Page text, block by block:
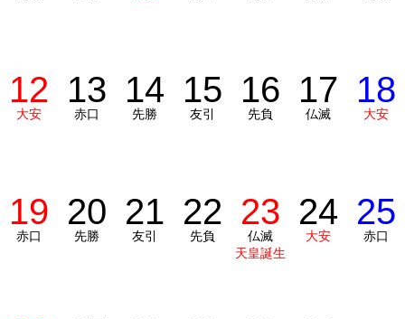
12
大安
13
赤口
14
先勝
15
友引
16
先負
17
仏滅
18
大安
19
赤口
20
先勝
21
友引
22
先負
23
仏滅
天皇誕生
24
大安
25
赤口